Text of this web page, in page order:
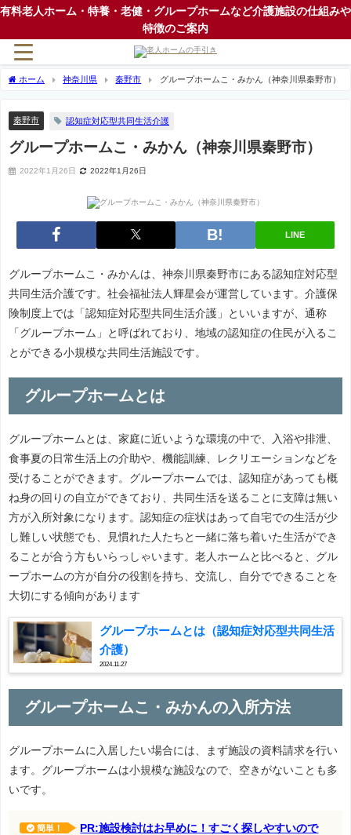
有料老人ホーム・特養・老健・グループホームなど介護施設の仕組みや
特徴のご案内
ホーム 神奈川県 秦野市 グループホームこ・みかん（神奈川県秦野市）
秦野市 認知症対応型共同生活介護
グループホームこ・みかん（神奈川県秦野市）
2022年1月26日 2022年1月26日
LINE
グループホームこ・みかんは、神奈川県秦野市にある認知症対応型
共同生活介護です。社会福祉法人輝星会が運営しています。介護保
険制度上では「認知症対応型共同生活介護」といいますが、通称
「グループホーム」と呼ばれており、地域の認知症の住民が入るこ
とができる小規模な共同生活施設です。
グループホームとは
グループホームとは、家庭に近いような環境の中で、入浴や排泄、
食事夏の日常生活上の介助や、機能訓練、レクリエーションなどを
受けることができます。グループホームでは、認知症があっても概
ね身の回りの自立ができており、共同生活を送ることに支障は無い
方が入所対象になります。認知症の症状はあって自宅での生活が少
し難しい状態でも、見慣れた人たちと一緒に落ち着いた生活ができ
ることが合う方もいらっしゃいます。老人ホームと比べると、グル
ープホームの方が自分の役割を持ち、交流し、自分でできることを
大切にする傾向があります
グループホームとは（認知症対応型共同生活
介護）
2024.11.27
グループホームこ・みかんの入所方法
グループホームに入居したい場合には、まず施設の資料請求を行い
ます。グループホームは小規模な施設なので、空きがないことも多
いです。
簡単！
PR:施設検討はお早めに！すごく探しやすいので